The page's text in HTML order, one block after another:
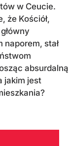
w Ceucie.
że Kościół,
naporem, stał
absurdalną
jakim jest